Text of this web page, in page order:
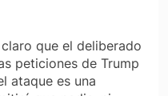
que el deliberado
peticiones de Trump
ataque es una